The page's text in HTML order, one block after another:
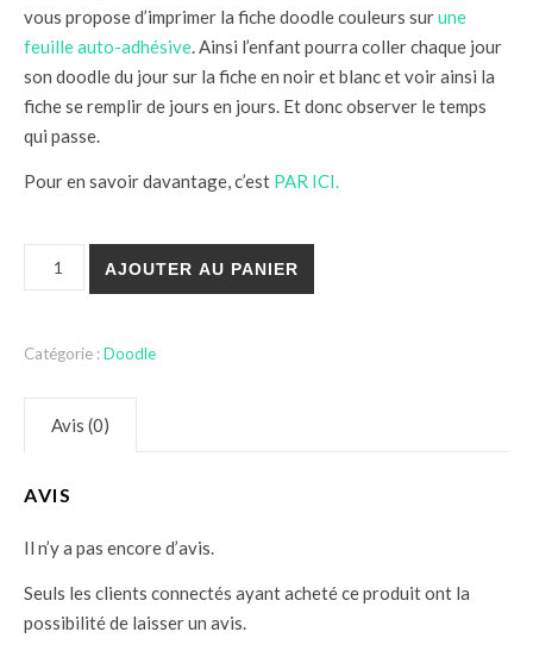
vous propose d’imprimer la fiche doodle couleurs surune
feuille auto-adhésive. Ainsi l’enfant pourra coller chaque jour
son doodle du jour sur la fiche en noir et blanc et voir ainsi la
fiche se remplir de jours en jours. Et donc observer le temps
qui passe.
Pour en savoir davantage, c’est PAR ICI.
AJOUTER AU PANIER
Catégorie :Doodle
Avis (0)
AVIS
Il n’y a pas encore d’avis.
Seuls les clients connectés ayant acheté ce produit ont la
possibilité de laisser un avis.